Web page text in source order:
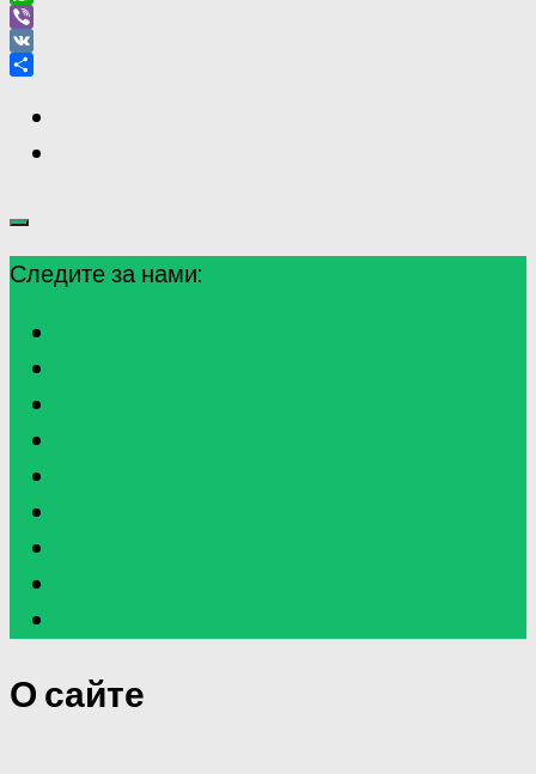
WhatsApp
Viber
VK
Следите за нами:
О сайте